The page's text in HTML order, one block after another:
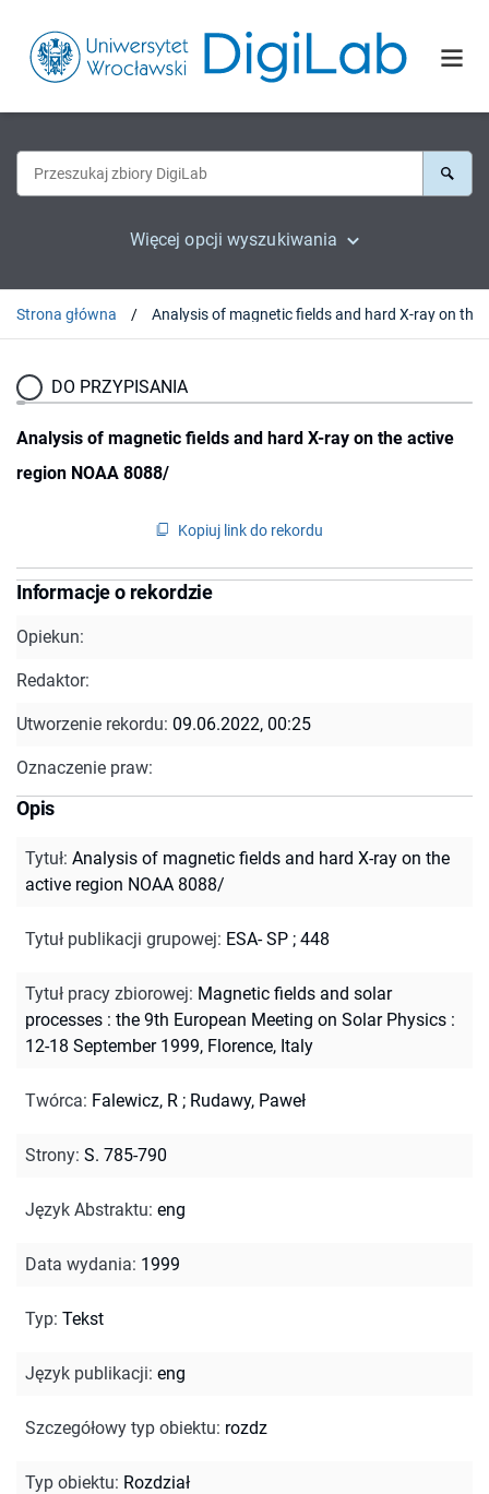
Więcej opcji wyszukiwania
Strona główna
DO PRZYPISANIA
Analysis of magnetic fields and hard X-ray on the active
region NOAA 8088/
Kopiuj link do rekordu
Informacje o rekordzie
Opiekun:
Redaktor:
Utworzenie rekordu: 09.06.2022, 00:25
Oznaczenie praw:
Opis
Tytuł: Analysis of magnetic fields and hard X-ray on the
active region NOAA 8088/
Tytuł publikacji grupowej: ESA- SP ; 448
Tytuł pracy zbiorowej: Magnetic fields and solar
processes : the 9th European Meeting on Solar Physics :
12-18 September 1999, Florence, Italy
Twórca: Falewicz, R ; Rudawy, Paweł
Strony: S. 785-790
Język Abstraktu: eng
Data wydania: 1999
Typ: Tekst
Język publikacji: eng
Szczegółowy typ obiektu: rozdz
Typ obiektu: Rozdział